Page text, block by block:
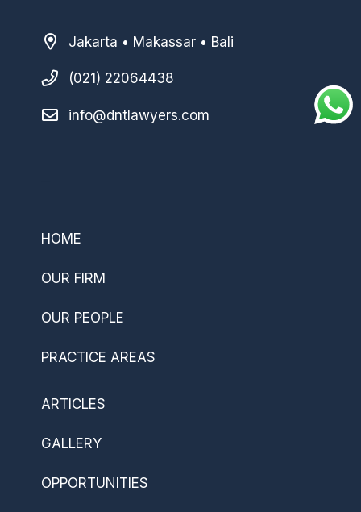
Jakarta • Makassar • Bali
(021) 22064438
info@dntlawyers.com
HOME
OUR FIRM
OUR PEOPLE
PRACTICE AREAS
ARTICLES
GALLERY
OPPORTUNITIES